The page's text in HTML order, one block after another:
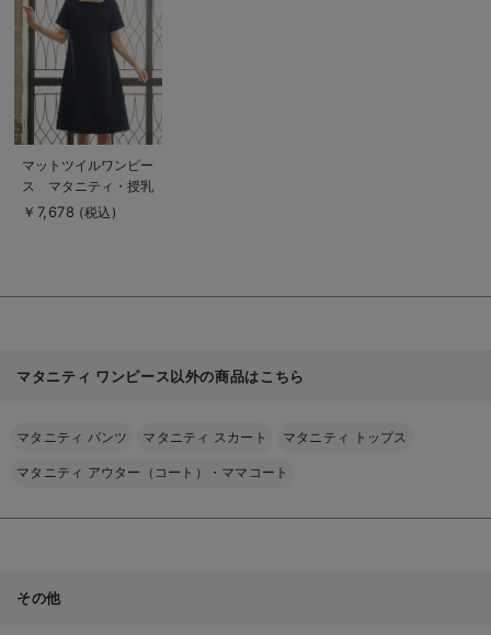
を
見
商
品
詳
細
を
マットツイルワンピー
ス マタニティ・授乳
服【出産後も長く使え
￥7,678 (税込)
マタニティ ワンピース以外の商品はこちら
マタニティ パンツ マタニティ スカート マタニティ トップス
マタニティ アウター（コート）・ママコート
その他